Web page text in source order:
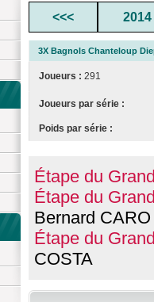
<<< 2014
3X Bagnols Chanteloup
Joueurs : 291
Joueurs par série :
Poids par série :
Étape du
Étape du
Bernard CARO
Étape du
COSTA